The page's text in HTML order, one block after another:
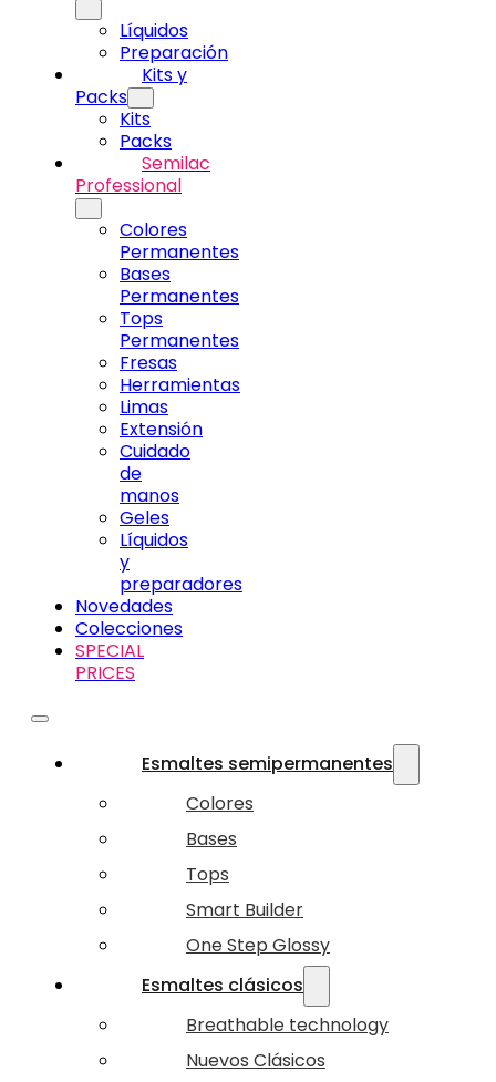
Líquidos
Preparación
Kits y
Packs
Kits
Packs
Semilac
Professional
Colores
Permanentes
Bases
Permanentes
Tops
Permanentes
Fresas
Herramientas
Limas
Extensión
Cuidado
de
manos
Geles
Líquidos
y
preparadores
Novedades
Colecciones
SPECIAL
PRICES
Esmaltes semipermanentes
Colores
Bases
Tops
Smart Builder
One Step Glossy
Esmaltes clásicos
Breathable technology
Nuevos Clásicos